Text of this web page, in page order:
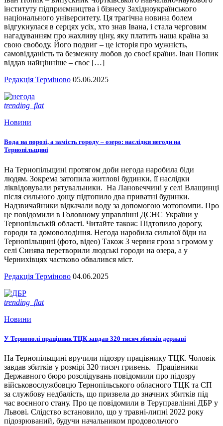
інституту підприємництва і бізнесу Західноукраїнського
національного університету. Ця трагічна новина болем
відгукнулася в серцях усіх, хто знав Івана, і стала черговим
нагадуванням про жахливу ціну, яку платить наша країна за
свою свободу. Його подвиг – це історія про мужність,
самовідданість та безмежну любов до своєї країни. Іван Попик
віддав найцінніше – своє […]
Редакція Терміново 05.06.2025
trending_flat
Новини
Вода на порозі, а замість городу – озеро: наслідки негоди на
Тернопільщині
На Тернопільщині протягом доби негода наробила біди
людям. Зокрема затопила житлові будинки, її наслідки
ліквідовували рятувальники. На Лановеччині у селі Влащинці
після сильного дощу підтопило два приватні будинки.
Надзвичайники відкачали воду за допомогою мотопомпи. Про
це повідомили в Головному управлінні ДСНС України у
Тернопільській області. Читайте також: Підтопило дорогу,
городи та домоволодіння. Негода наробила сильної біди на
Тернопільщині (фото, відео) Також 3 червня гроза з громом у
селі Синява перетворили людські городи на озера, а у
Чернихівцях частково обвалився міст.
Редакція Терміново 04.06.2025
trending_flat
Новини
У Тернополі працівник ТЦК завдав 320 тисяч збитків державі
На Тернопільщині вручили підозру працівнику ТЦК. Чоловік
завдав збитків у розмірі 320 тисяч гривень. Працівники
Державного бюро розслідувань повідомили про підозру
військовослужбовцю Тернопільського обласного ТЦК та СП
за службову недбалість, що призвела до значних збитків під
час воєнного стану. Про це повідомили в Теруправлінні ДБР у
Львові. Слідство встановило, що у травні-липні 2022 року
підозрюваний, будучи начальником продовольчого